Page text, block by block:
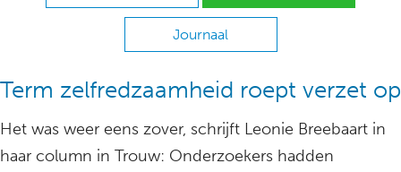
Journaal
Term zelfredzaamheid roept verzet op
Het was weer eens zover, schrijft Leonie Breebaart in
haar column in Trouw: Onderzoekers hadden